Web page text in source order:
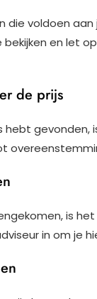
die voldoen
bekijken en let
de prijs
hebt
is
in om je